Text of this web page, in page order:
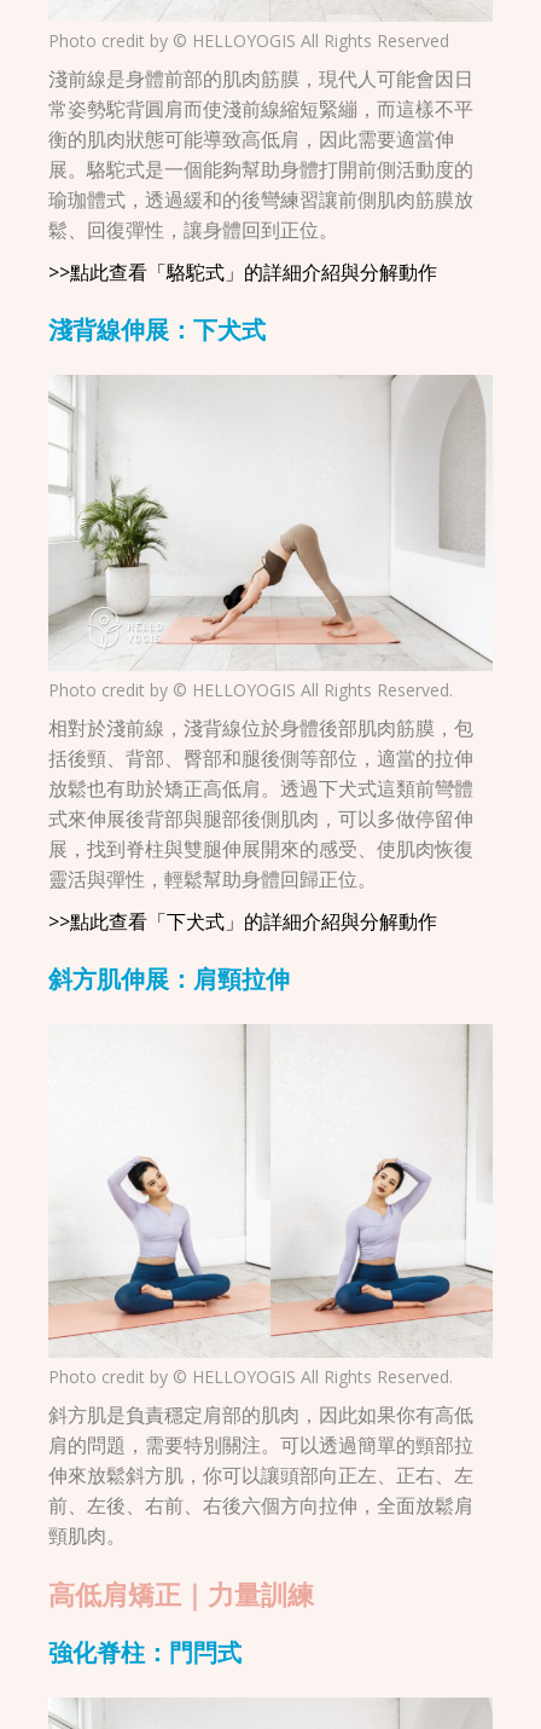
Photo credit by © HELLOYOGIS All Rights Reserved
淺前線是身體前部的肌肉筋膜，現代人可能會因日
常姿勢駝背圓肩而使淺前線縮短緊繃，而這樣不平
衡的肌肉狀態可能導致高低肩，因此需要適當伸
展。駱駝式是一個能夠幫助身體打開前側活動度的
瑜珈體式，透過緩和的後彎練習讓前側肌肉筋膜放
鬆、回復彈性，讓身體回到正位。
>>點此查看「駱駝式」的詳細介紹與分解動作
淺背線伸展：下犬式
Photo credit by © HELLOYOGIS All Rights Reserved.
相對於淺前線，淺背線位於身體後部肌肉筋膜，包
括後頸、背部、臀部和腿後側等部位，適當的拉伸
放鬆也有助於矯正高低肩。透過下犬式這類前彎體
式來伸展後背部與腿部後側肌肉，可以多做停留伸
展，找到脊柱與雙腿伸展開來的感受、使肌肉恢復
靈活與彈性，輕鬆幫助身體回歸正位。
>>點此查看「下犬式」的詳細介紹與分解動作
斜方肌伸展：肩頸拉伸
Photo credit by © HELLOYOGIS All Rights Reserved.
斜方肌是負責穩定肩部的肌肉，因此如果你有高低
肩的問題，需要特別關注。可以透過簡單的頸部拉
伸來放鬆斜方肌，你可以讓頭部向正左、正右、左
前、左後、右前、右後六個方向拉伸，全面放鬆肩
頸肌肉。
高低肩矯正｜力量訓練
強化脊柱：門閂式